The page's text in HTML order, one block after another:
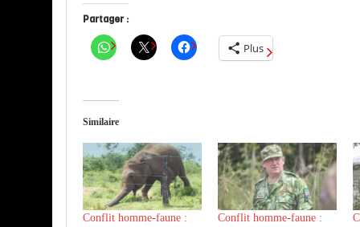
Partager :
Plus
Similaire
Conflit homme-faune :
Conflit homme-faune :